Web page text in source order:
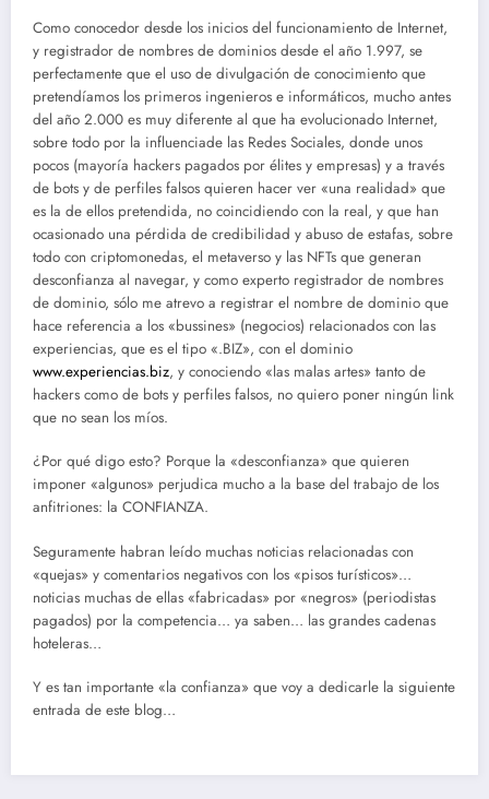
Como conocedor desde los inicios del funcionamiento de Internet,
y registrador de nombres de dominios desde el año 1.997, se
perfectamente que el uso de divulgación de conocimiento que
pretendíamos los primeros ingenieros e informáticos, mucho antes
del año 2.000 es muy diferente al que ha evolucionado Internet,
sobre todo por la influenciade las Redes Sociales, donde unos
pocos (mayoría hackers pagados por élites y empresas) y a través
de bots y de perfiles falsos quieren hacer ver «una realidad» que
es la de ellos pretendida, no coincidiendo con la real, y que han
ocasionado una pérdida de credibilidad y abuso de estafas, sobre
todo con criptomonedas, el metaverso y las NFTs que generan
desconfianza al navegar, y como experto registrador de nombres
de dominio, sólo me atrevo a registrar el nombre de dominio que
hace referencia a los «bussines» (negocios) relacionados con las
experiencias, que es el tipo «.BIZ», con el dominio
www.experiencias.biz, y conociendo «las malas artes» tanto de
hackers como de bots y perfiles falsos, no quiero poner ningún link
que no sean los míos.
¿Por qué digo esto? Porque la «desconfianza» que quieren
imponer «algunos» perjudica mucho a la base del trabajo de los
anfitriones: la CONFIANZA.
Seguramente habran leído muchas noticias relacionadas con
«quejas» y comentarios negativos con los «pisos turísticos»…
noticias muchas de ellas «fabricadas» por «negros» (periodistas
pagados) por la competencia… ya saben… las grandes cadenas
hoteleras…
Y es tan importante «la confianza» que voy a dedicarle la siguiente
entrada de este blog…